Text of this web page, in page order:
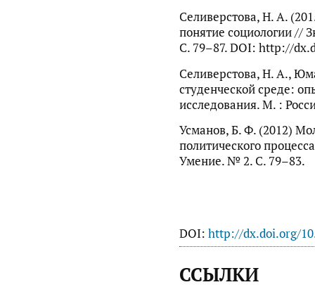
Селиверстова, Н. А.
понятие социологии //
С. 79–87. DOI: http://
Селиверстова, Н. А.,
студенческой среде:
исследования. М. :
Усманов, Б. Ф. (2012)
политического
Умение. № 2. С. 79–83.
DOI: http://dx.doi.org/
ССЫЛКИ